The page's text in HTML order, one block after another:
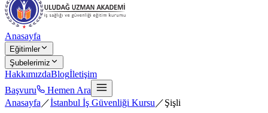
Anasayfa
Eğitimler
Şubelerimiz
HakkımızdaBlogİletişim
Başvuru
Hemen Ara
Anasayfa ／İstanbul İş Güvenliği Kursu ／Şişli